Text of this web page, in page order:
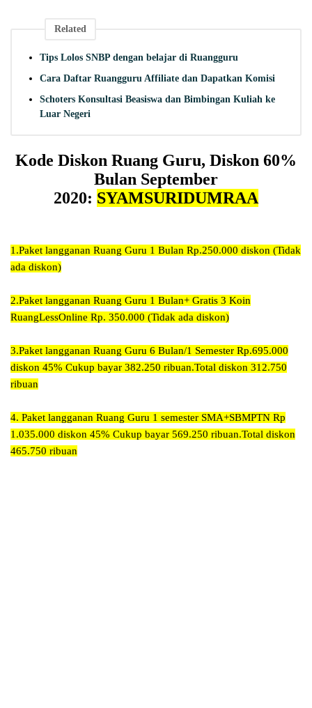
Related
Tips Lolos SNBP dengan belajar di Ruangguru
Cara Daftar Ruangguru Affiliate dan Dapatkan Komisi
Schoters Konsultasi Beasiswa dan Bimbingan Kuliah ke
Luar Negeri
Kode Diskon Ruang Guru, Diskon 60%
Bulan September
2020: SYAMSURIDUMRAA
1.Paket langganan Ruang Guru 1 Bulan Rp.250.000 diskon (Tidak
ada diskon)
2.Paket langganan Ruang Guru 1 Bulan+ Gratis 3 Koin
RuangLessOnline Rp. 350.000 (Tidak ada diskon)
3.Paket langganan Ruang Guru 6 Bulan/1 Semester Rp.695.000
diskon 45% Cukup bayar 382.250 ribuan.Total diskon 312.750
ribuan
4. Paket langganan Ruang Guru 1 semester SMA+SBMPTN Rp
1.035.000 diskon 45% Cukup bayar 569.250 ribuan.Total diskon
465.750 ribuan